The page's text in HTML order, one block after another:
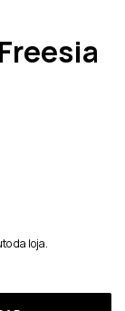
da loja.